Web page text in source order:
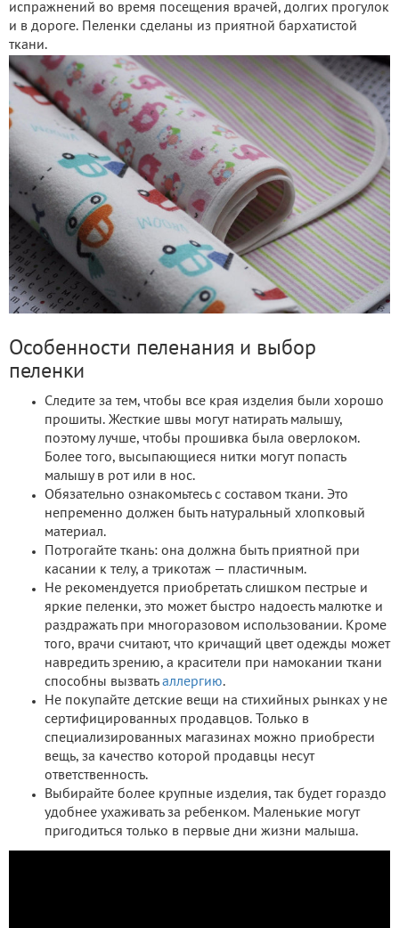
испражнений во время посещения врачей, долгих прогулок
и в дороге. Пеленки сделаны из приятной бархатистой
ткани.
Особенности пеленания и выбор
пеленки
Следите за тем, чтобы все края изделия были хорошо
прошиты. Жесткие швы могут натирать малышу,
поэтому лучше, чтобы прошивка была оверлоком.
Более того, высыпающиеся нитки могут попасть
малышу в рот или в нос.
Обязательно ознакомьтесь с составом ткани. Это
непременно должен быть натуральный хлопковый
материал.
Потрогайте ткань: она должна быть приятной при
касании к телу, а трикотаж — пластичным.
Не рекомендуется приобретать слишком пестрые и
яркие пеленки, это может быстро надоесть малютке и
раздражать при многоразовом использовании. Кроме
того, врачи считают, что кричащий цвет одежды может
навредить зрению, а красители при намокании ткани
способны вызвать аллергию.
Не покупайте детские вещи на стихийных рынках у не
сертифицированных продавцов. Только в
специализированных магазинах можно приобрести
вещь, за качество которой продавцы несут
ответственность.
Выбирайте более крупные изделия, так будет гораздо
удобнее ухаживать за ребенком. Маленькие могут
пригодиться только в первые дни жизни малыша.